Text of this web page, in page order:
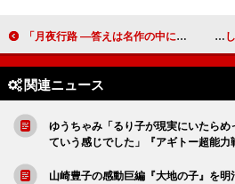
「月夜行路 ―答えは名作の中に―」「10円が人を救う話だった」「文学が分からなくても面白い」
関連ニュース
ゆうちゃみ「るり子が現実にいたら
ていう感じでした」『アギトー超能力
山崎豊子の感動巨編『大地の子』を